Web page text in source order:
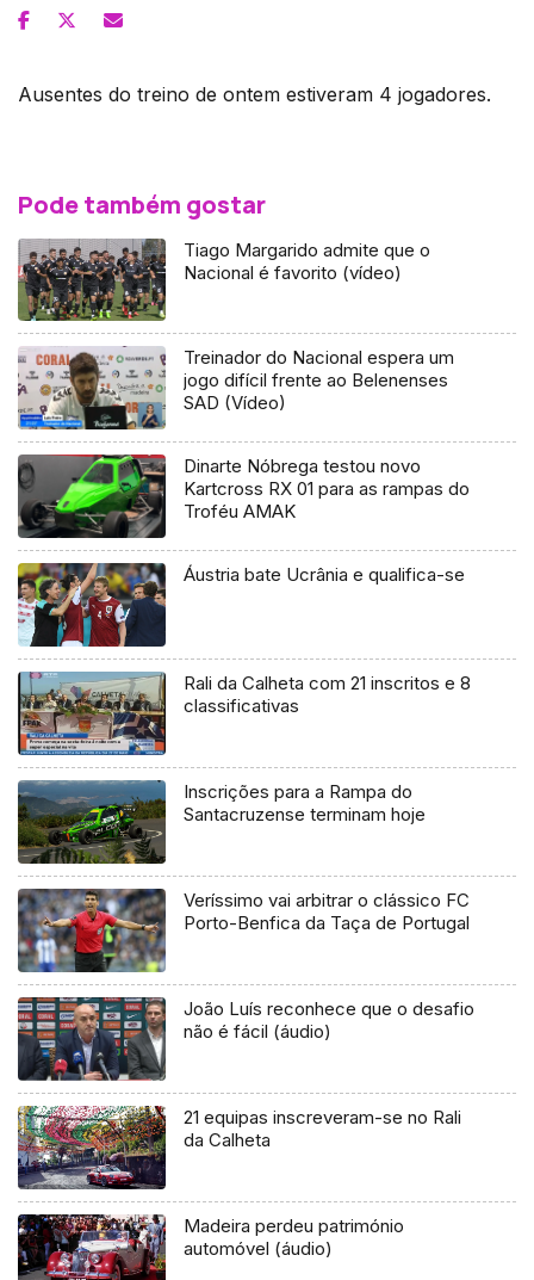
Ausentes do treino de ontem estiveram 4 jogadores.
Pode também gostar
Tiago Margarido admite que o
Nacional é favorito (vídeo)
Treinador do Nacional espera um
jogo difícil frente ao Belenenses
SAD (Vídeo)
Dinarte Nóbrega testou novo
Kartcross RX 01 para as rampas do
Troféu AMAK
Áustria bate Ucrânia e qualifica-se
Rali da Calheta com 21 inscritos e 8
classificativas
Inscrições para a Rampa do
Santacruzense terminam hoje
Veríssimo vai arbitrar o clássico FC
Porto-Benfica da Taça de Portugal
João Luís reconhece que o desafio
não é fácil (áudio)
21 equipas inscreveram-se no Rali
da Calheta
Madeira perdeu património
automóvel (áudio)